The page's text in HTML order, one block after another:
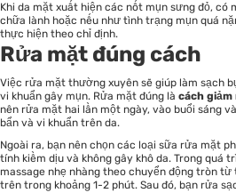
Khi da mặt xuất hiện các nốt mụn sưng đỏ, có
chữa lành hoặc nếu như tình trạng mụn quá
thực hiện theo chỉ định.
Rửa mặt đúng cách
Việc rửa mặt thường xuyên sẽ giúp làm sạch
vi khuẩn gây mụn. Rửa mặt đúng là cách giảm
nên rửa mặt hai lần một ngày, vào buổi sáng
bẩn và vi khuẩn trên da.
Ngoài ra, bạn nên chọn các loại sữa rửa mặt
tính kiềm dịu và không gây khô da. Trong quá
massage nhẹ nhàng theo chuyển động tròn
trên trong khoảng 1-2 phút. Sau đó, bạn rửa